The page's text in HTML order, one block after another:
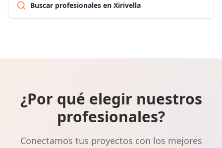
Buscar profesionales en Xirivella
¿Por qué elegir nuestros
profesionales?
Conectamos tus proyectos con los mejores